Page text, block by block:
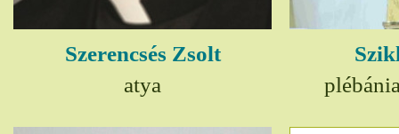
Szerencsés Zsolt
atya